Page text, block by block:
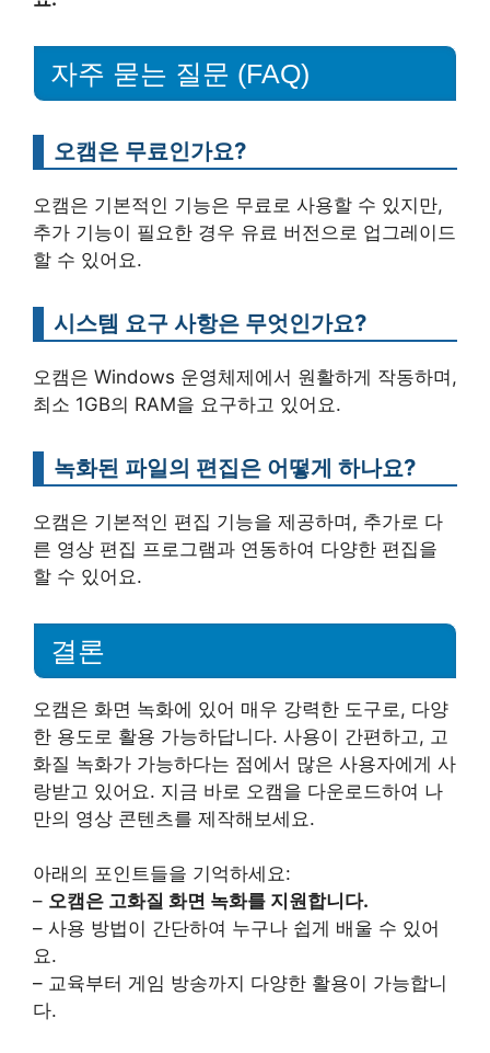
자주 묻는 질문 (FAQ)
오캠은 무료인가요?
오캠은 기본적인 기능은 무료로 사용할 수 있지만,
추가 기능이 필요한 경우 유료 버전으로 업그레이드
할 수 있어요.
시스템 요구 사항은 무엇인가요?
오캠은 Windows 운영체제에서 원활하게 작동하며,
최소 1GB의 RAM을 요구하고 있어요.
녹화된 파일의 편집은 어떻게 하나요?
오캠은 기본적인 편집 기능을 제공하며, 추가로 다
른 영상 편집 프로그램과 연동하여 다양한 편집을
할 수 있어요.
결론
오캠은 화면 녹화에 있어 매우 강력한 도구로, 다양
한 용도로 활용 가능하답니다. 사용이 간편하고, 고
화질 녹화가 가능하다는 점에서 많은 사용자에게 사
랑받고 있어요. 지금 바로 오캠을 다운로드하여 나
만의 영상 콘텐츠를 제작해보세요.
아래의 포인트들을 기억하세요:
– 오캠은 고화질 화면 녹화를 지원합니다.
– 사용 방법이 간단하여 누구나 쉽게 배울 수 있어
요.
– 교육부터 게임 방송까지 다양한 활용이 가능합니
다.